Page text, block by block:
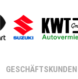
GESCHÄFTSKUNDEN
GESCHÄFTSKUNDEN